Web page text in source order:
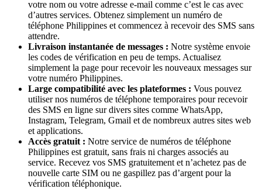
votre nom ou votre adresse e-mail comme c’est le cas avec
d’autres services. Obtenez simplement un numéro de
téléphone Philippines et commencez à recevoir des SMS sans
attendre.
Livraison instantanée de messages : Notre système envoie
les codes de vérification en peu de temps. Actualisez
simplement la page pour recevoir les nouveaux messages sur
votre numéro Philippines.
Large compatibilité avec les plateformes : Vous pouvez
utiliser nos numéros de téléphone temporaires pour recevoir
des SMS en ligne sur divers sites comme WhatsApp,
Instagram, Telegram, Gmail et de nombreux autres sites web
et applications.
Accès gratuit : Notre service de numéros de téléphone
Philippines est gratuit, sans frais ni charges associés au
service. Recevez vos SMS gratuitement et n’achetez pas de
nouvelle carte SIM ou ne gaspillez pas d’argent pour la
vérification téléphonique.